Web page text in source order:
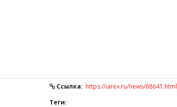
Ссылка: https://iarex.ru/news/68641.html
Теги: